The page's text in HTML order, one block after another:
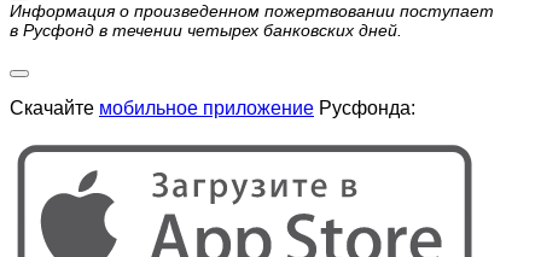
Информация о произведенном пожертвовании поступает
в Русфонд в течении четырех банковских дней.
Скачайте мобильное приложение Русфонда: